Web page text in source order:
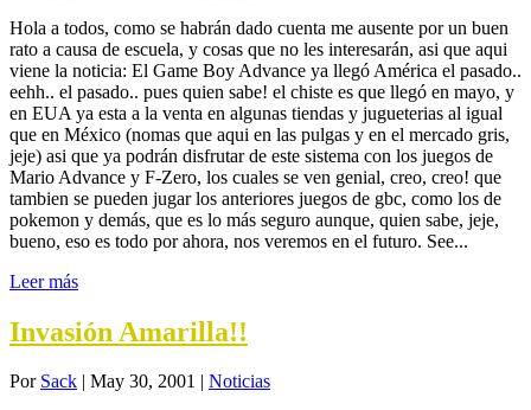
Hola a todos, como se habrán dado cuenta me ausente por un buen
rato a causa de escuela, y cosas que no les interesarán, asi que aqui
viene la noticia: El Game Boy Advance ya llegó América el pasado..
eehh.. el pasado.. pues quien sabe! el chiste es que llegó en mayo, y
en EUA ya esta a la venta en algunas tiendas y jugueterias al igual
que en México (nomas que aqui en las pulgas y en el mercado gris,
jeje) asi que ya podrán disfrutar de este sistema con los juegos de
Mario Advance y F-Zero, los cuales se ven genial, creo, creo! que
tambien se pueden jugar los anteriores juegos de gbc, como los de
pokemon y demás, que es lo más seguro aunque, quien sabe, jeje,
bueno, eso es todo por ahora, nos veremos en el futuro. See...
Leer más
Invasión Amarilla!!
Por Sack | May 30, 2001 | Noticias